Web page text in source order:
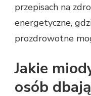
przepisach na
energetyczne,
prozdrowotne
Jakie
osób